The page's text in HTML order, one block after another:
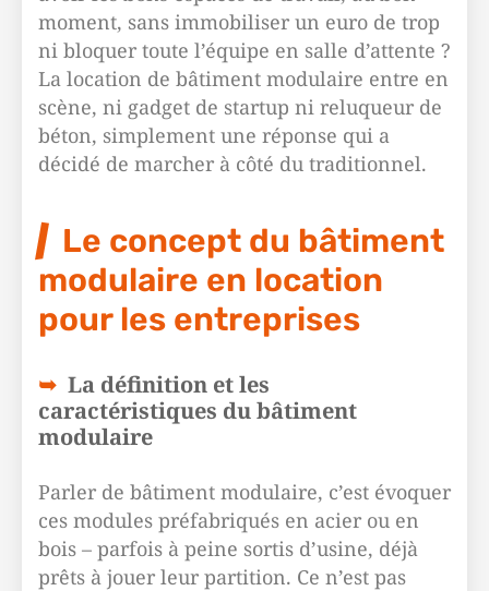
moment, sans immobiliser un euro de trop
ni bloquer toute l’équipe en salle d’attente ?
La location de bâtiment modulaire entre en
scène, ni gadget de startup ni reluqueur de
béton, simplement une réponse qui a
décidé de marcher à côté du traditionnel.
Le concept du bâtiment
modulaire en location
pour les entreprises
La définition et les
caractéristiques du bâtiment
modulaire
Parler de bâtiment modulaire, c’est évoquer
ces modules préfabriqués en acier ou en
bois – parfois à peine sortis d’usine, déjà
prêts à jouer leur partition. Ce n’est pas